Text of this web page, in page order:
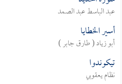
عبد الباسط عبد الصمد
أسير الخطايا
أبو زياد ( طارق جابر )
تيكوندوا
نظام يعقوبي